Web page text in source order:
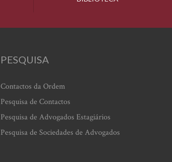
PESQUISA
Contactos da Ordem
Pesquisa de Contactos
Pesquisa de Advogados Estagiários
Pesquisa de Sociedades de Advogados